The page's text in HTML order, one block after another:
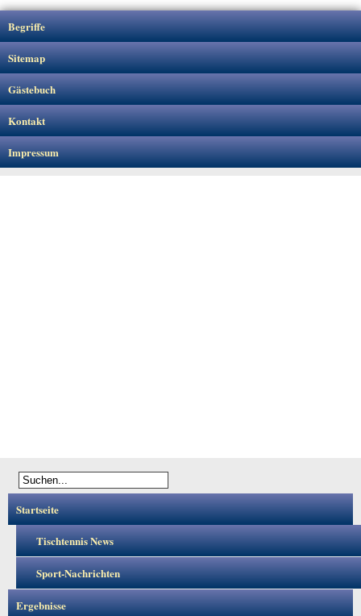
Begriffe
Sitemap
Gästebuch
Kontakt
Impressum
Startseite
Tischtennis News
Sport-Nachrichten
Ergebnisse